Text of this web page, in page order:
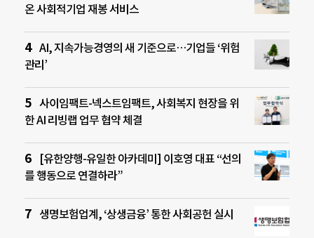
온 사회적기업 재봉 서비스
AI, 지속가능경영의 새 기준으로…기업들 ‘위험
관리’
사이임팩트-넥스트임팩트, 사회복지 현장을 위
한 AI 리빙랩 업무 협약 체결
[유한양행-유일한 아카데미] 이호영 대표 “선의
를 행동으로 연결하라”
생명보험업계, ‘상생금융’ 통한 사회공헌 실시